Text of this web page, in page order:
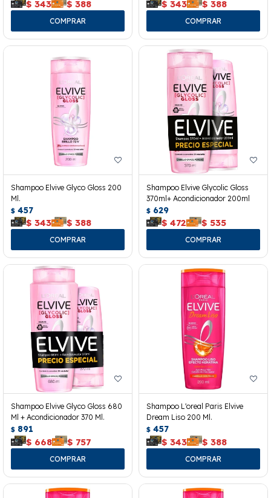
$ 343 $ 388 $ 343 $ 388
Shampoo Elvive Glyco Gloss 200
Ml.
$ 457
$ 343 $ 388
Shampoo Elvive Glycolic Gloss
370ml+ Acondicionador 200ml
$ 629
$ 472 $ 535
Shampoo Elvive Glyco Gloss 680
Ml + Acondicionador 370 Ml.
$ 891
$ 668 $ 757
Shampoo L'oreal Paris Elvive
Dream Liso 200 Ml.
$ 457
$ 343 $ 388